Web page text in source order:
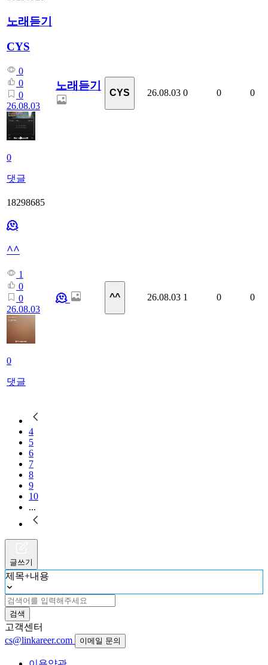
노래듣기
CYS
0
0
0
26.08.03
0
댓글
노래듣기
CYS 26.08.03 0 0 0
18298685
🫠
^^
1
0
0
26.08.03
0
댓글
🫠 ^^ 26.08.03 1 0 0
4
5
6
7
8
9
10
...
글쓰기
제목+내용
검색
고객센터
cs@linkareer.com
이메일 문의